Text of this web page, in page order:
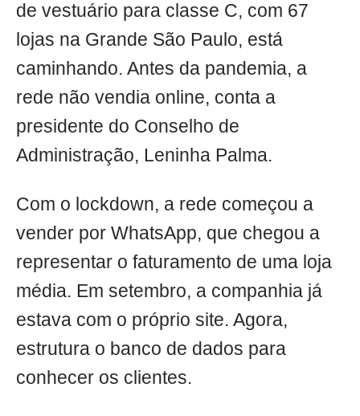
de vestuário para classe C, com 67
lojas na Grande São Paulo, está
caminhando. Antes da pandemia, a
rede não vendia online, conta a
presidente do Conselho de
Administração, Leninha Palma.
Com o lockdown, a rede começou a
vender por WhatsApp, que chegou a
representar o faturamento de uma loja
média. Em setembro, a companhia já
estava com o próprio site. Agora,
estrutura o banco de dados para
conhecer os clientes.